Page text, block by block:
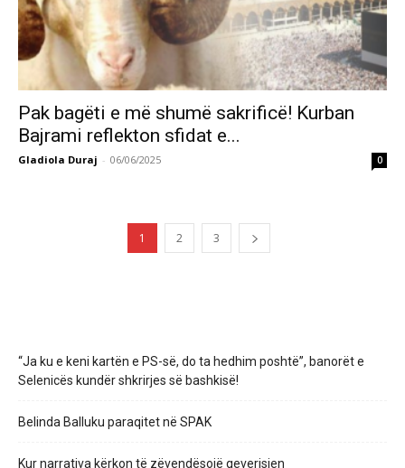
Pak bagëti e më shumë sakrificë! Kurban
Bajrami reflekton sfidat e...
Gladiola Duraj - 06/06/2025 0
1 2 3
“Ja ku e keni kartën e PS-së, do ta hedhim poshtë”, banorët e
Selenicës kundër shkrirjes së bashkisë!
Belinda Balluku paraqitet në SPAK
Kur narrativa kërkon të zëvendësojë qeverisjen